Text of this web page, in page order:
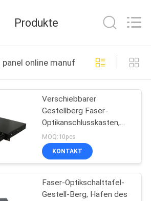
Produkte
online manufacture
Verschiebbarer
Gestellberg Faser-
Optikanschlusskasten,
Faser-Optikschalttafel
12/24core
MOQ:10pcs
KONTAKT
Faser-Optikschalttafel-
Gestell-Berg, Hafen des